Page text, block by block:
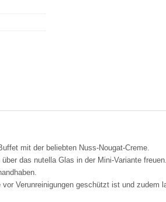
mit der beliebten Nuss-Nougat-Creme.
das nutella Glas in der Mini-Variante freuen.
Verunreinigungen geschützt ist und zudem